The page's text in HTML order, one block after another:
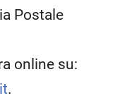
Postale
online su:
.